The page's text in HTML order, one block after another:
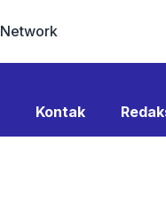
Network
Kontak